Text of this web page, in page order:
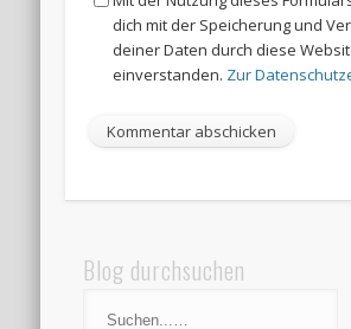
dich mit der Speicherung und
deiner Daten durch diese
einverstanden. Zur
Blog durchsuchen